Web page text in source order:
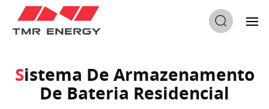
Sistema De Armazenamento De Bateria Residencial
Sistema De Armazenamento
De Bateria Residencial